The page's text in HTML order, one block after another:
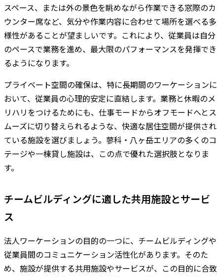
スペース、または外の景色を眺めながら作業できる窓際のカ
ウンター席など、気分や作業内容に合わせて場所を選べる多
様性があることが望ましいです。これにより、従業員は自分
のペースで業務を進め、最大限のパフォーマンスを発揮でき
るようになります。
プライベート空間の確保は、特に長期間のワーケーションに
おいて、従業員の心理的安定に直結します。業務と休暇のメ
リハリをつけるためにも、仕事モードからオフモードへとス
ムーズに切り替えられるような、快適な居住空間が提供され
ている施設を選びましょう。蓼科・八ヶ岳エリアの多くのコ
テージや一棟貸し施設は、この点で優れた選択肢となりま
す。
チームビルディングに適した共用施設とサービ
ス
法人ワーケーションの目的の一つに、チームビルディングや
従業員間のコミュニケーション活性化があります。そのた
め、施設が提供する共用施設やサービスが、この目的に合致